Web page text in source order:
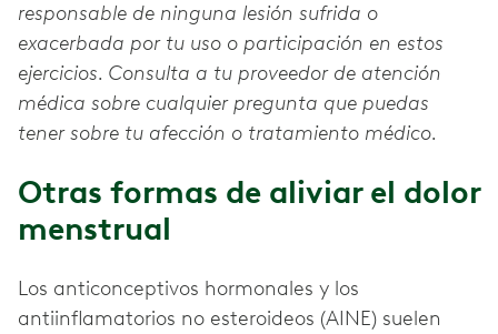
responsable de ninguna lesión sufrida o
exacerbada por tu uso o participación en estos
ejercicios. Consulta a tu proveedor de atención
médica sobre cualquier pregunta que puedas
tener sobre tu afección o tratamiento médico.
Otras formas de aliviar el dolor
menstrual
Los anticonceptivos hormonales y los
antiinflamatorios no esteroideos (AINE) suelen